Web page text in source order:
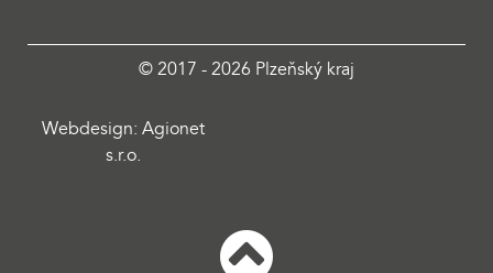
© 2017 - 2026 Plzeňský kraj
Webdesign: Agionet
s.r.o.